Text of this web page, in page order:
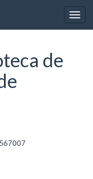
de Villaescusa
de